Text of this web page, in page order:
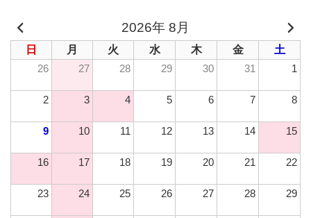
2026年 8月
日 月 火 水 木 金
土
26
27 28 29 30 31 1
2 3 4 5 6 7 8
9 10 11 12 13 14 15
16 17 18 19 20 21 22
23 24 25 26 27 28 29